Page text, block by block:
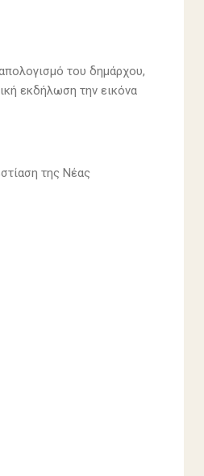
του δημάρχου,
εκδήλωση την εικόνα
της Νέας